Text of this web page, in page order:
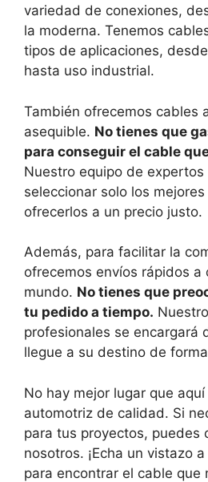
variedad de conexiones,
la moderna. Tenemos
tipos de aplicaciones,
hasta uso industrial.
También ofrecemos cables
asequible. No tienes que
para conseguir el cable
Nuestro equipo de expertos
seleccionar solo los
ofrecerlos a un precio justo.
Además, para facilitar la
ofrecemos envíos rápidos a
mundo. No tienes que
tu pedido a tiempo.
profesionales se encargará
llegue a su destino de
No hay mejor lugar que
automotriz de calidad. Si
para tus proyectos, puedes
nosotros. ¡Echa un vistazo
para encontrar el cable que